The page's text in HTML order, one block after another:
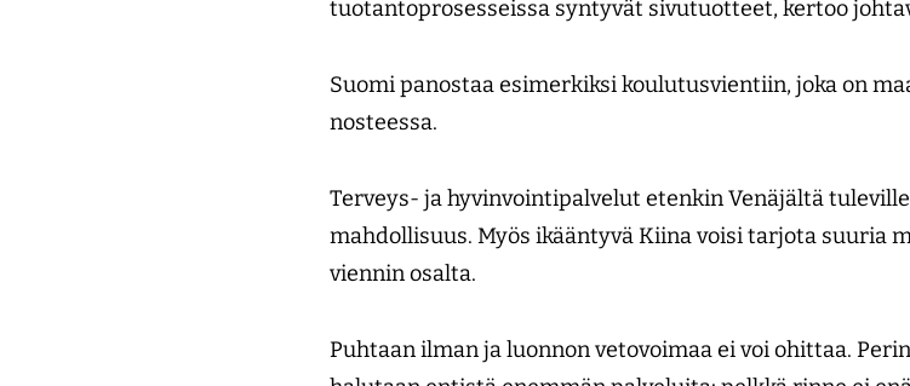
tuotantoprosesseissa syntyvät sivutuotteet, kertoo
Suomi panostaa esimerkiksi koulutusvientiin, joka on
nosteessa.
Terveys- ja hyvinvointipalvelut etenkin Venäjältä
mahdollisuus. Myös ikääntyvä Kiina voisi tarjota suuria
viennin osalta.
Puhtaan ilman ja luonnon vetovoimaa ei voi ohittaa.